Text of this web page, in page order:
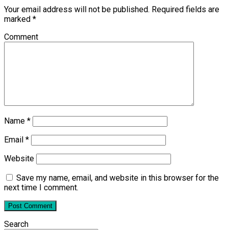
Your email address will not be published. Required fields are
marked *
Comment
Name *
Email *
Website
Save my name, email, and website in this browser for the
next time I comment.
Search